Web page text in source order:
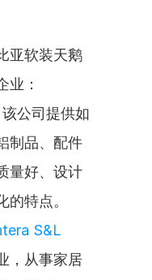
亚软装天鹅
业：
该公司提供如
制品、配件
量好、设计
特点。
S&L
，从事家居